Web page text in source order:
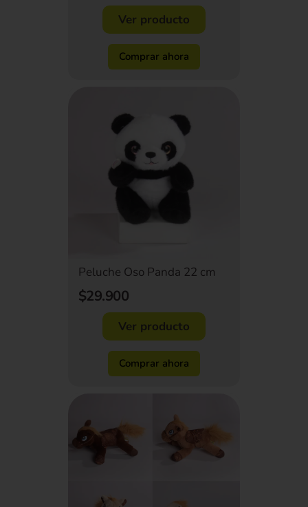
Ver producto
Comprar ahora
Peluche Oso Panda 22 cm
$29.900
Ver producto
Comprar ahora